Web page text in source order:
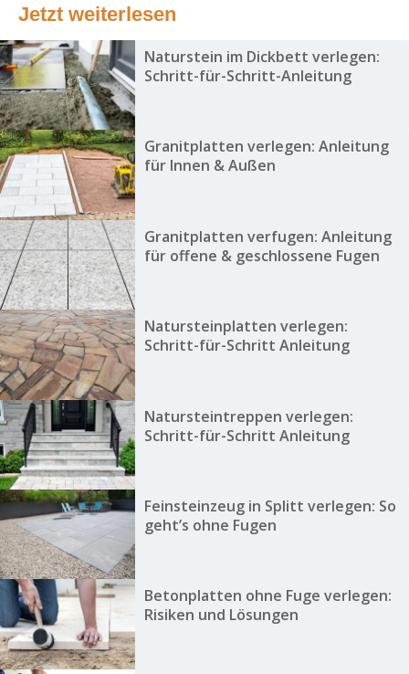
Jetzt weiterlesen
Naturstein im Dickbett verlegen:
Schritt-für-Schritt-Anleitung
Granitplatten verlegen: Anleitung
für Innen & Außen
Granitplatten verfugen: Anleitung
für offene & geschlossene Fugen
Natursteinplatten verlegen:
Schritt-für-Schritt Anleitung
Natursteintreppen verlegen:
Schritt-für-Schritt Anleitung
Feinsteinzeug in Splitt verlegen: So
geht’s ohne Fugen
Betonplatten ohne Fuge verlegen:
Risiken und Lösungen